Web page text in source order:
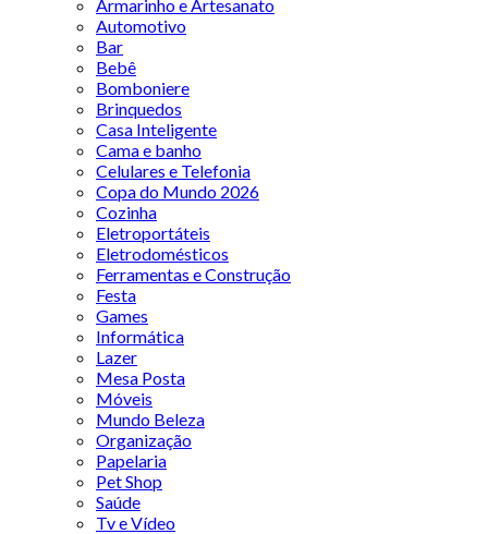
Armarinho e Artesanato
Automotivo
Bar
Bebê
Bomboniere
Brinquedos
Casa Inteligente
Cama e banho
Celulares e Telefonia
Copa do Mundo 2026
Cozinha
Eletroportáteis
Eletrodomésticos
Ferramentas e Construção
Festa
Games
Informática
Lazer
Mesa Posta
Móveis
Mundo Beleza
Organização
Papelaria
Pet Shop
Saúde
Tv e Vídeo